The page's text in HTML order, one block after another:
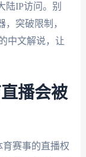
陆IP访问。别
突破限制，
中文解说，让
播会被
赛事的直播权